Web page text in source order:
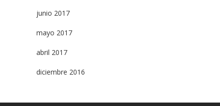
junio 2017
mayo 2017
abril 2017
diciembre 2016